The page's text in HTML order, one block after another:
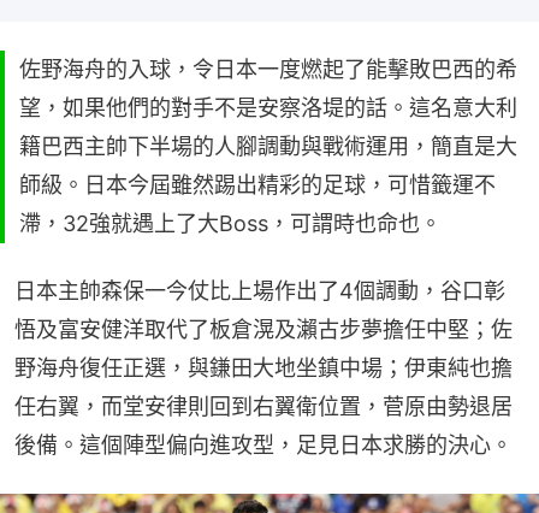
佐野海舟的入球，令日本一度燃起了能擊敗巴西的希
望，如果他們的對手不是安察洛堤的話。這名意大利
籍巴西主帥下半場的人腳調動與戰術運用，簡直是大
師級。日本今屆雖然踢出精彩的足球，可惜籤運不
滯，32強就遇上了大Boss，可謂時也命也。
日本主帥森保一今仗比上場作出了4個調動，谷口彰
悟及富安健洋取代了板倉滉及瀨古步夢擔任中堅；佐
野海舟復任正選，與鎌田大地坐鎮中場；伊東純也擔
任右翼，而堂安律則回到右翼衛位置，菅原由勢退居
後備。這個陣型偏向進攻型，足見日本求勝的決心。